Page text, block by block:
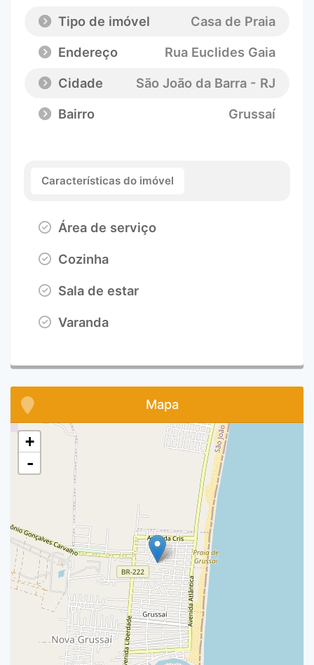
Tipo de imóvel
Casa de Praia
Endereço
Rua Euclides Gaia
Cidade
São João da Barra - RJ
Bairro
Grussaí
Características do imóvel
Área de serviço
Cozinha
Sala de estar
Varanda
Mapa
+
-